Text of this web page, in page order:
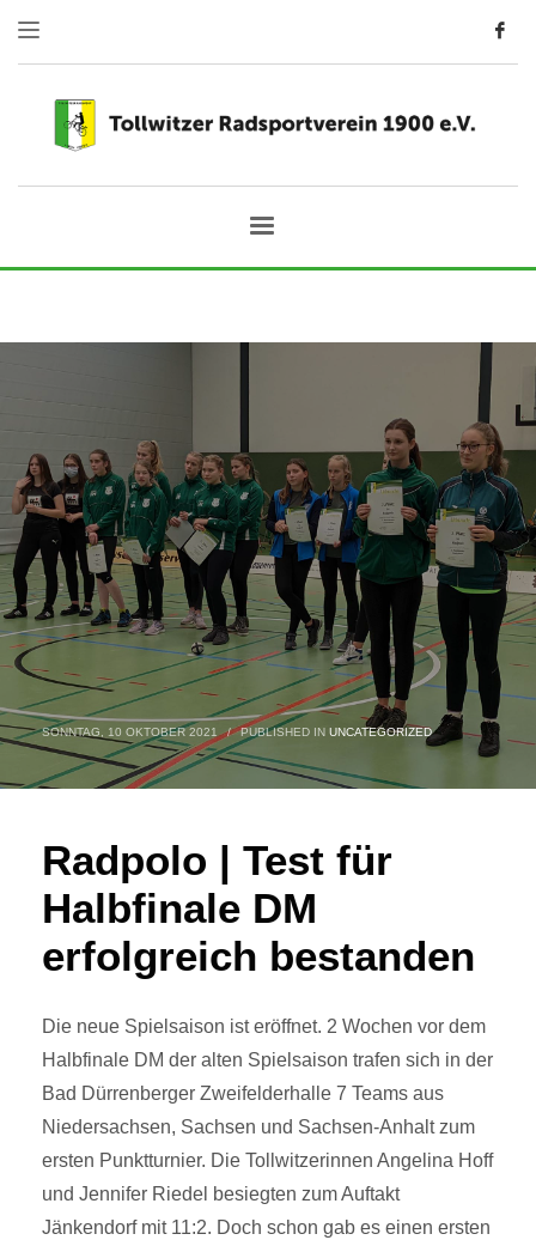
SONNTAG, 10 OKTOBER 2021 / PUBLISHED IN UNCATEGORIZED
Radpolo | Test für
Halbfinale DM
erfolgreich bestanden
Die neue Spielsaison ist eröffnet. 2 Wochen vor dem
Halbfinale DM der alten Spielsaison trafen sich in der
Bad Dürrenberger Zweifelderhalle 7 Teams aus
Niedersachsen, Sachsen und Sachsen-Anhalt zum
ersten Punktturnier. Die Tollwitzerinnen Angelina Hoff
und Jennifer Riedel besiegten zum Auftakt
Jänkendorf mit 11:2. Doch schon gab es einen ersten